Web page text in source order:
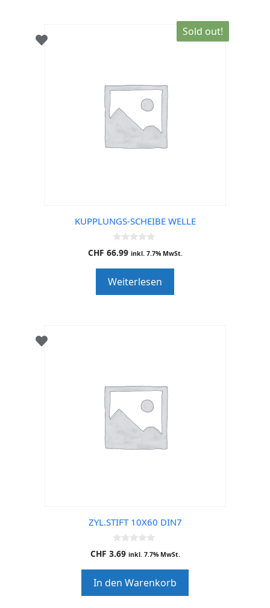
Sold out!
KUPPLUNGS-SCHEIBE WELLE
0
o
o
f
5
CHF 66.99 inkl. 7.7% MwSt.
Weiterlesen
ZYL.STIFT 10X60 DIN7
0
o
o
f
5
CHF 3.69 inkl. 7.7% MwSt.
In den Warenkorb